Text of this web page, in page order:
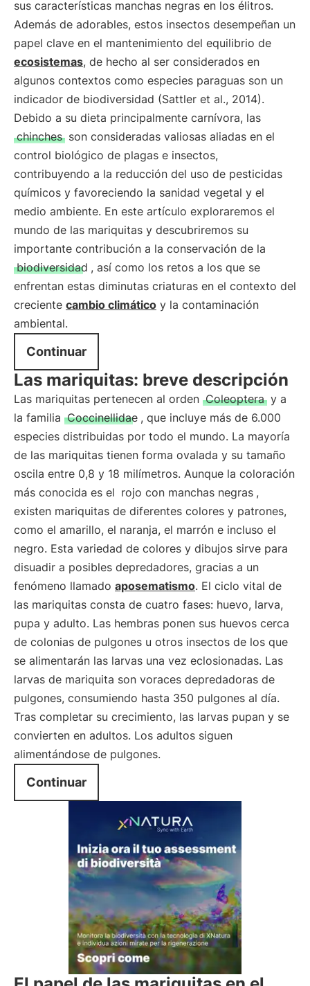
sus características manchas negras en los élitros.
Además de adorables, estos insectos desempeñan un
papel clave en el mantenimiento del equilibrio de
ecosistemas, de hecho al ser considerados en
algunos contextos como especies paraguas son un
indicador de biodiversidad (Sattler et al., 2014).
Debido a su dieta principalmente carnívora, las
chinches son consideradas valiosas aliadas en el
control biológico de plagas e insectos,
contribuyendo a la reducción del uso de pesticidas
químicos y favoreciendo la sanidad vegetal y el
medio ambiente. En este artículo exploraremos el
mundo de las mariquitas y descubriremos su
importante contribución a la conservación de la
biodiversidad , así como los retos a los que se
enfrentan estas diminutas criaturas en el contexto del
creciente cambio climático y la contaminación
ambiental.
Continuar
Las mariquitas: breve descripción
Las mariquitas pertenecen al orden Coleoptera y a
la familia Coccinellidae , que incluye más de 6.000
especies distribuidas por todo el mundo. La mayoría
de las mariquitas tienen forma ovalada y su tamaño
oscila entre 0,8 y 18 milímetros. Aunque la coloración
más conocida es el rojo con manchas negras ,
existen mariquitas de diferentes colores y patrones,
como el amarillo, el naranja, el marrón e incluso el
negro. Esta variedad de colores y dibujos sirve para
disuadir a posibles depredadores, gracias a un
fenómeno llamado aposematismo. El ciclo vital de
las mariquitas consta de cuatro fases: huevo, larva,
pupa y adulto. Las hembras ponen sus huevos cerca
de colonias de pulgones u otros insectos de los que
se alimentarán las larvas una vez eclosionadas. Las
larvas de mariquita son voraces depredadoras de
pulgones, consumiendo hasta 350 pulgones al día.
Tras completar su crecimiento, las larvas pupan y se
convierten en adultos. Los adultos siguen
alimentándose de pulgones.
Continuar